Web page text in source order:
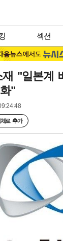
섹션
"일본계
"
로 추가